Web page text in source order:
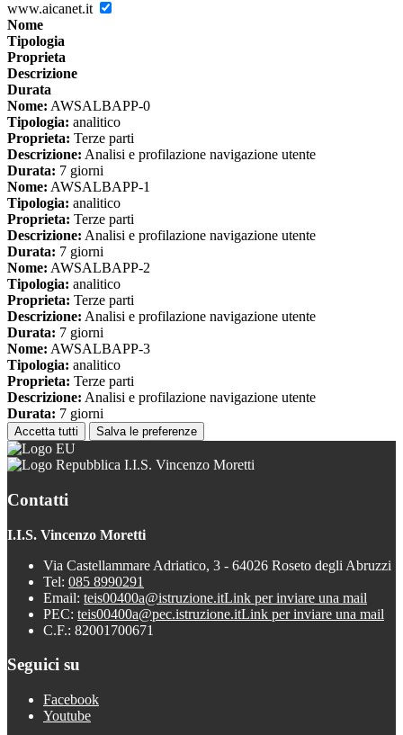
www.aicanet.it
Nome
Tipologia
Proprieta
Descrizione
Durata
Nome: AWSALBAPP-0
Tipologia: analitico
Proprieta: Terze parti
Descrizione: Analisi e profilazione navigazione utente
Durata: 7 giorni
Nome: AWSALBAPP-1
Tipologia: analitico
Proprieta: Terze parti
Descrizione: Analisi e profilazione navigazione utente
Durata: 7 giorni
Nome: AWSALBAPP-2
Tipologia: analitico
Proprieta: Terze parti
Descrizione: Analisi e profilazione navigazione utente
Durata: 7 giorni
Nome: AWSALBAPP-3
Tipologia: analitico
Proprieta: Terze parti
Descrizione: Analisi e profilazione navigazione utente
Durata: 7 giorni
Accetta tutti Salva le preferenze
I.I.S. Vincenzo Moretti
Contatti
I.I.S. Vincenzo Moretti
Via Castellammare Adriatico, 3 - 64026 Roseto degli Abruzzi
Tel: 085 8990291
Email: teis00400a@istruzione.itLink per inviare una mail
PEC: teis00400a@pec.istruzione.itLink per inviare una mail
C.F.: 82001700671
Seguici su
Facebook
Youtube